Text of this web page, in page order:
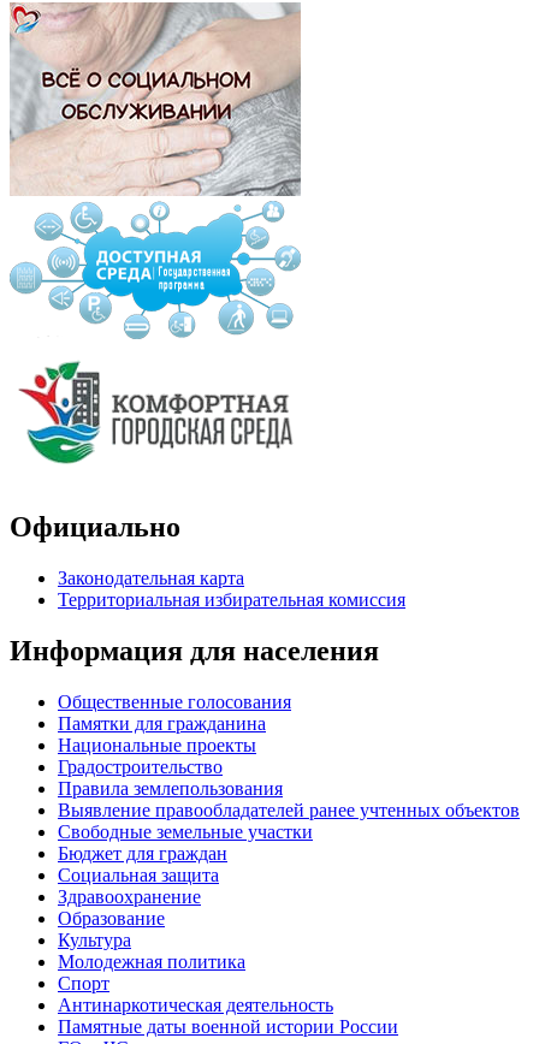
Официально
Законодательная карта
Территориальная избирательная комиссия
Информация для населения
Общественные голосования
Памятки для гражданина
Национальные проекты
Градостроительство
Правила землепользования
Выявление правообладателей ранее учтенных объектов
Свободные земельные участки
Бюджет для граждан
Социальная защита
Здравоохранение
Образование
Культура
Молодежная политика
Спорт
Антинаркотическая деятельность
Памятные даты военной истории России